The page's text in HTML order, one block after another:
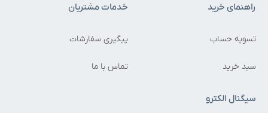
راهنمای خرید
تسویه حساب
سبد خرید
خدمات مشتریان
پیگیری سفارشات
تماس با ما
سیگنال الکترو